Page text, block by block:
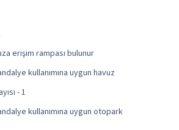
erişim rampası bulunur
kullanımına uygun havuz
- 1
kullanımına uygun otopark